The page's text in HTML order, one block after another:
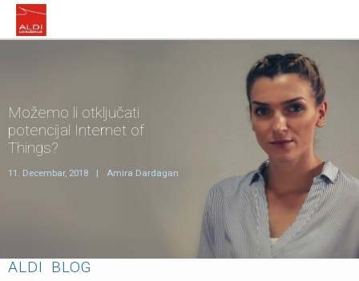
Možemo li otključati
potencijal Internet of
Things?
11. Decembar, 2018 | Amira Dardagan
ALDI BLOG